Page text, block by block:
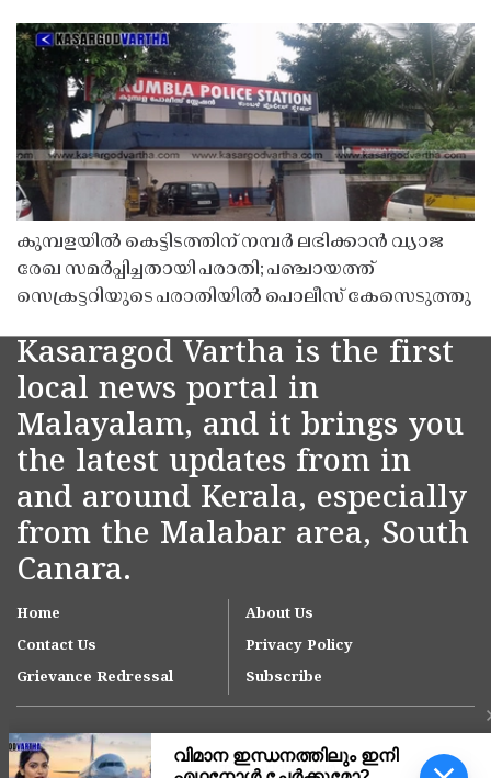
കുമ്പളയിൽ കെട്ടിടത്തിന് നമ്പർ ലഭിക്കാൻ വ്യാജ
രേഖ സമർപ്പിച്ചതായി പരാതി; പഞ്ചായത്ത്
സെക്രട്ടറിയുടെ പരാതിയിൽ പൊലീസ് കേസെടുത്തു
Kasaragod Vartha is the first
local news portal in
Malayalam, and it brings you
the latest updates from in
and around Kerala, especially
from the Malabar area, South
Canara.
Home
About Us
Contact Us
Privacy Policy
Grievance Redressal
Subscribe
നീറ്റ് ചോദ്യച്ചോർച്ച: